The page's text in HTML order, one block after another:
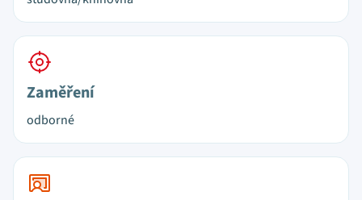
Zaměření
odborné